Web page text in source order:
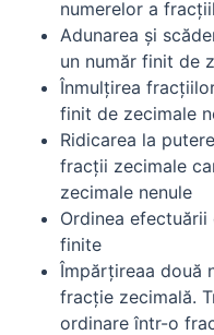
numerelor a
Adunarea şi
un număr finit de
Înmulţirea
finit de zecimale
Ridicarea la
fracţii zecimale
zecimale nenule
Ordinea
finite
Împărţireaa două
fracţie zecimală.
ordinare într-o